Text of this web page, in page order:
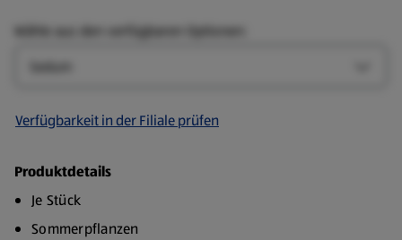
Wähle aus den verfügbaren Optionen:
Verfügbarkeit in der Filiale prüfen
Produktdetails
Je Stück
Sommerpflanzen